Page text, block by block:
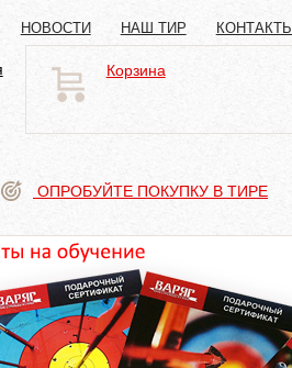
НОВОСТИ НАШ ТИР КОНТАКТЫ
Корзина
ОПРОБУЙТЕ ПОКУПКУ В ТИРЕ